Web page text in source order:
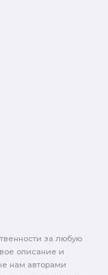
за любую
описание и
нам авторами